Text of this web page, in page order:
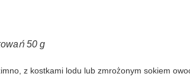
50 g
z kostkami lodu lub zmrożonym sokiem